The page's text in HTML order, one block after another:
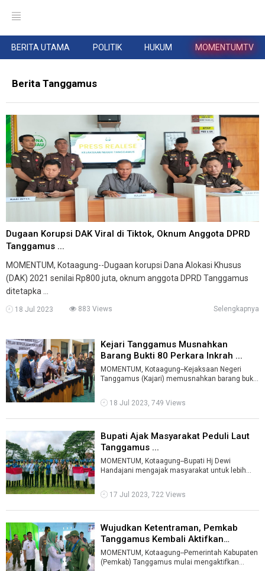
BERITA UTAMA POLITIK HUKUM MOMENTUMTV
Berita Tanggamus
Dugaan Korupsi DAK Viral di Tiktok, Oknum Anggota DPRD
Tanggamus ...
MOMENTUM, Kotaagung--Dugaan korupsi Dana Alokasi Khusus
(DAK) 2021 senilai Rp800 juta, oknum anggota DPRD Tanggamus
ditetapka ...
18 Jul 2023 883 Views Selengkapnya
Kejari Tanggamus Musnahkan
Barang Bukti 80 Perkara Inkrah ...
MOMENTUM, Kotaagung--Kejaksaan Negeri
Tanggamus (Kajari) memusnahkan barang bukti
...
18 Jul 2023, 749 Views
Bupati Ajak Masyarakat Peduli Laut
Tanggamus ...
MOMENTUM, Kotaagung--Bupati Hj Dewi
Handajani mengajak masyarakat untuk lebih
...
17 Jul 2023, 722 Views
Wujudkan Ketentraman, Pemkab
Tanggamus Kembali Aktifkan
Satlinmas ...
MOMENTUM, Kotaagung--Pemerintah Kabupaten
(Pemkab) Tanggamus mulai mengaktifkan